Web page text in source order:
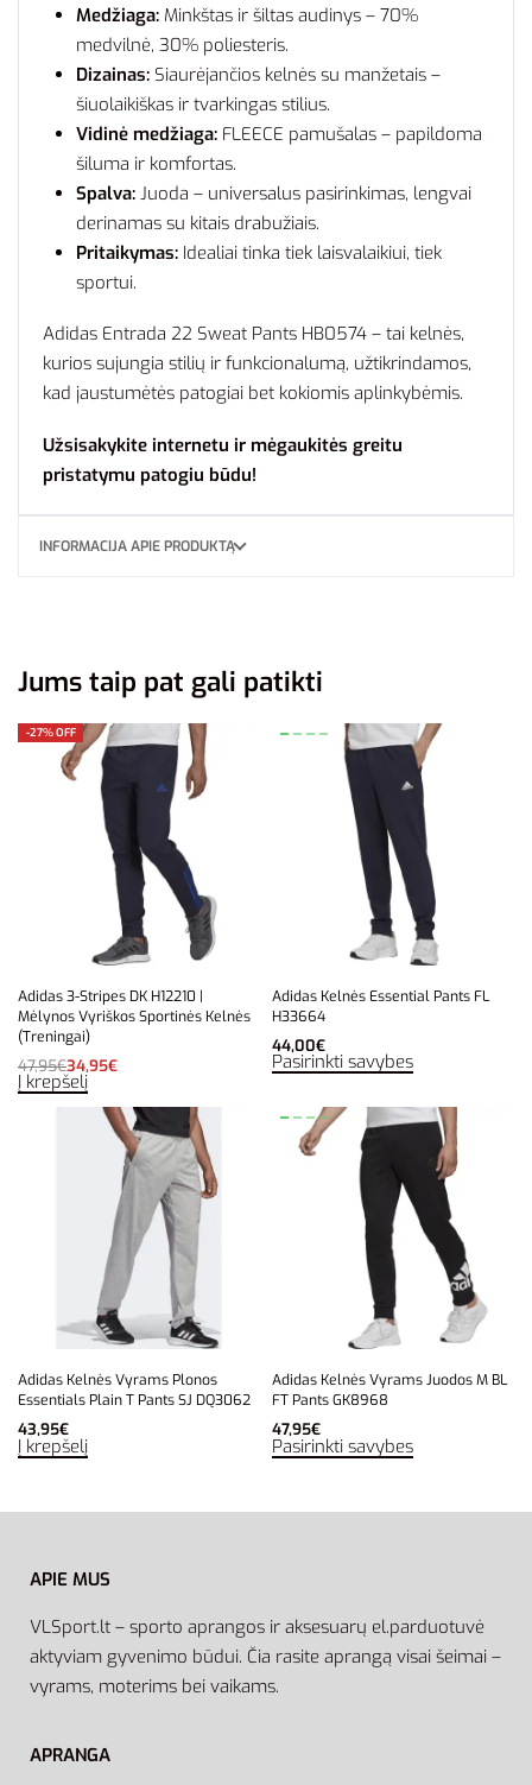
Medžiaga: Minkštas ir šiltas audinys – 70%
medvilnė, 30% poliesteris.
Dizainas: Siaurėjančios kelnės su manžetais –
šiuolaikiškas ir tvarkingas stilius.
Vidinė medžiaga: FLEECE pamušalas – papildoma
šiluma ir komfortas.
Spalva: Juoda – universalus pasirinkimas, lengvai
derinamas su kitais drabužiais.
Pritaikymas: Idealiai tinka tiek laisvalaikiui, tiek
sportui.
Adidas Entrada 22 Sweat Pants HB0574 – tai kelnės,
kurios sujungia stilių ir funkcionalumą, užtikrindamos,
kad jaustumėtės patogiai bet kokiomis aplinkybėmis.
Užsisakykite internetu ir mėgaukitės greitu
pristatymu patogiu būdu!
INFORMACIJA APIE PRODUKTĄ
Jums taip pat gali patikti
-27% OFF
Adidas 3-Stripes DK H12210 |
Mėlynos Vyriškos Sportinės Kelnės
(Treningai)
47,95€34,95€
Į krepšelį
Adidas Kelnės Essential Pants FL
H33664
44,00€
Pasirinkti savybes
Adidas Kelnės Vyrams Plonos
Essentials Plain T Pants SJ DQ3062
43,95€
Į krepšelį
Adidas Kelnės Vyrams Juodos M BL
FT Pants GK8968
47,95€
Pasirinkti savybes
APIE MUS
VLSport.lt – sporto aprangos ir aksesuarų el.parduotuvė
aktyviam gyvenimo būdui. Čia rasite aprangą visai šeimai –
vyrams, moterims bei vaikams.
APRANGA